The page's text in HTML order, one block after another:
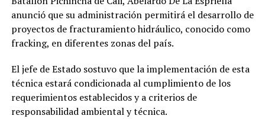
anunció que su administración permitirá el desarrollo de
proyectos de fracturamiento hidráulico, conocido como
fracking, en diferentes zonas del país.
El jefe de Estado sostuvo que la implementación de esta
técnica estará condicionada al cumplimiento de los
requerimientos establecidos y a criterios de
responsabilidad ambiental y técnica.